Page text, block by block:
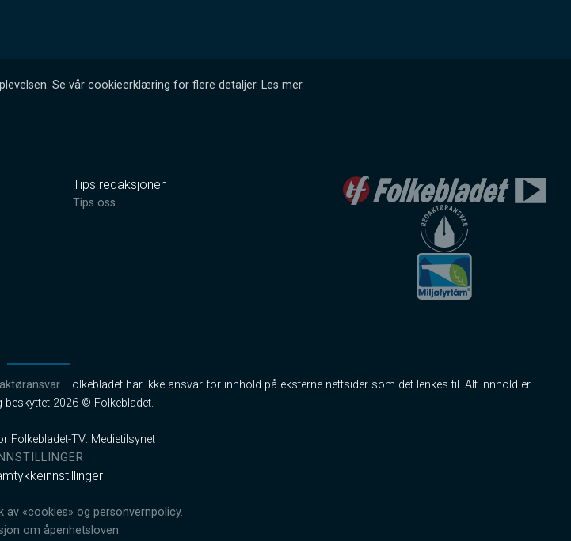
Se vår cookieerklæring for flere detaljer. Les mer.
Tips redaksjonen
Tips oss
. Folkebladet har ikke ansvar for innhold på eksterne nettsider som det lenkes til. Alt innhold er
beskyttet 2026 © Folkebladet.
Folkebladet-TV: Medietilsynet
INNSTILLINGER
av «cookies» og personvernpolicy.
om åpenhetsloven.